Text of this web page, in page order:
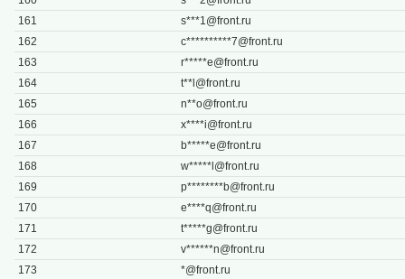
161
s***1@front.ru
162
c**********7@front.ru
163
r*****e@front.ru
164
t**l@front.ru
165
n**o@front.ru
166
x****i@front.ru
167
b*****e@front.ru
168
w*****l@front.ru
169
p********b@front.ru
170
e****q@front.ru
171
t*****g@front.ru
172
v******n@front.ru
173
*@front.ru